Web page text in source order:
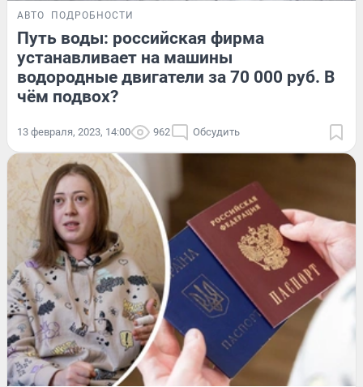
АВТО ПОДРОБНОСТИ
Путь воды: российская фирма
устанавливает на машины
водородные двигатели за 70 000 руб. В
чём подвох?
13 февраля, 2023, 14:00 962 Обсудить